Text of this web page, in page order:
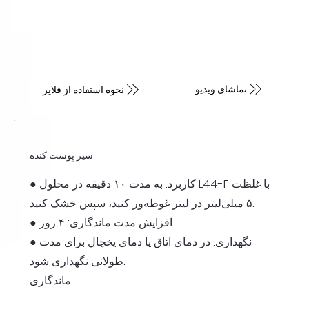
نحوه استفاده از فلایر تماشای ویدیو
سیر پوست کنده
● کاربرد: به مدت ۱۰ دقیقه در محلول L44-F با غلظت
۵ میلی‌لیتر در لیتر غوطه‌ور کنید، سپس خشک کنید.
● افزایش مدت ماندگاری: ۴ روز.
● نگهداری: در دمای اتاق یا دمای یخچال برای مدت
طولانی نگهداری شود.
ماندگاری.